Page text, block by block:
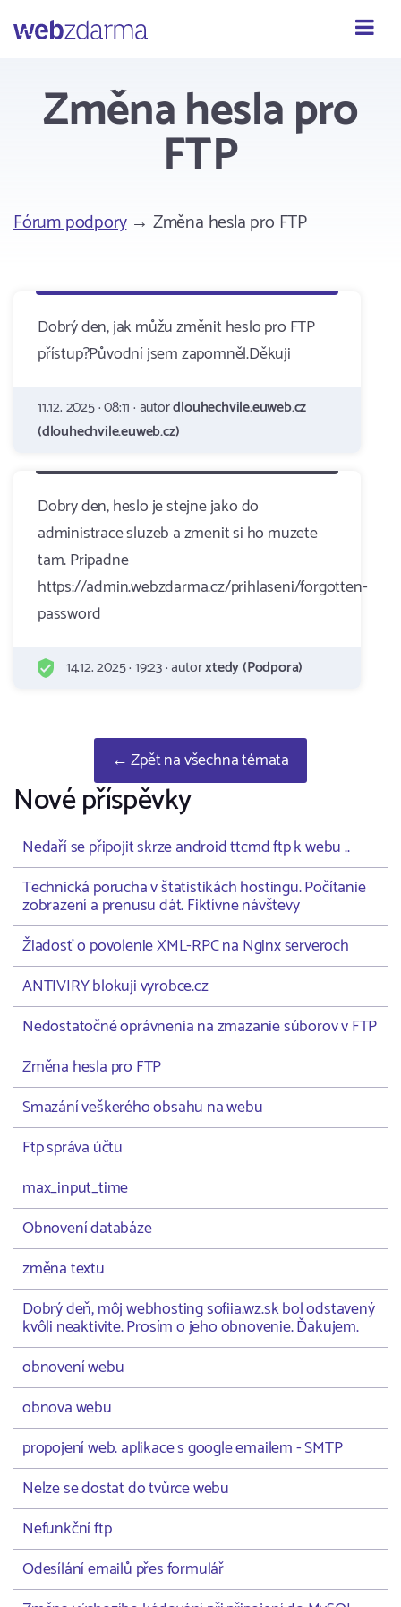
Webzdarma
Změna hesla pro
FTP
Fórum podpory→ Změna hesla pro FTP
Dobrý den, jak můžu změnit heslo pro FTP
přístup?Původní jsem zapomněl.Děkuji
11.12. 2025 · 08:11 · autordlouhechvile.euweb.cz
(dlouhechvile.euweb.cz)
Dobry den, heslo je stejne jako do
administrace sluzeb a zmenit si ho muzete
tam. Pripadne
https://admin.webzdarma.cz/prihlaseni/forgotten-
password
14.12. 2025 · 19:23 · autorxtedy (Podpora)
← Zpět na všechna témata
Nové příspěvky
Nedaří se připojit skrze android ttcmd ftp k webu ..
Technická porucha v štatistikách hostingu. Počítanie
zobrazení a prenusu dát. Fiktívne návštevy
Žiadosť o povolenie XML-RPC na Nginx serveroch
ANTIVIRY blokuji vyrobce.cz
Nedostatočné oprávnenia na zmazanie súborov v FTP
Změna hesla pro FTP
Smazání veškerého obsahu na webu
Ftp správa účtu
max_input_time
Obnovení databáze
změna textu
Dobrý deň, môj webhosting sofiia.wz.sk bol odstavený
kvôli neaktivite. Prosím o jeho obnovenie. Ďakujem.
obnovení webu
obnova webu
propojení web. aplikace s google emailem - SMTP
Nelze se dostat do tvůrce webu
Nefunkční ftp
Odesílání emailů přes formulář